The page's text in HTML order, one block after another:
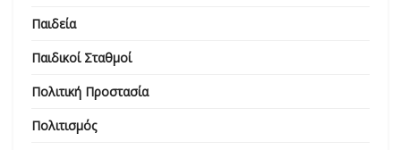
Παιδεία
Παιδικοί Σταθμοί
Πολιτική Προστασία
Πολιτισμός